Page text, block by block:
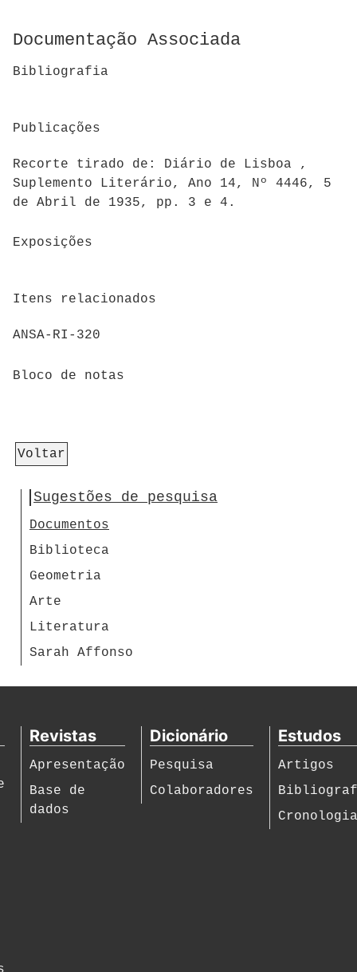
Documentação Associada
Bibliografia
Publicações
Recorte tirado de: Diário de Lisboa ,
Suplemento Literário, Ano 14, Nº 4446, 5
de Abril de 1935, pp. 3 e 4.
Exposições
Itens relacionados
ANSA-RI-320
Bloco de notas
Voltar
Sugestões de pesquisa
Documentos
Biblioteca
Geometria
Arte
Literatura
Sarah Affonso
Revistas
Apresentação
Base de
dados
Dicionário
Pesquisa
Colaboradores
Estudos
Artigos